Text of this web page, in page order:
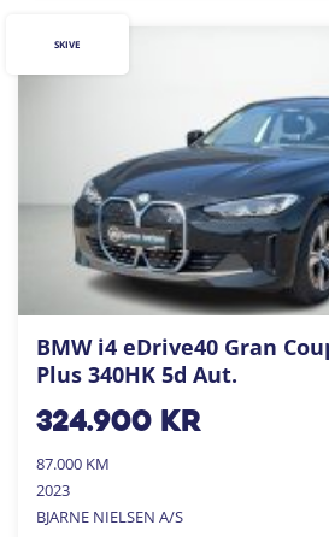
BMW i4 eDrive40 Gran
Plus 340HK 5d Aut.
324.900kr
87.000 KM
2023
BJARNE NIELSEN A/S
SKIVE